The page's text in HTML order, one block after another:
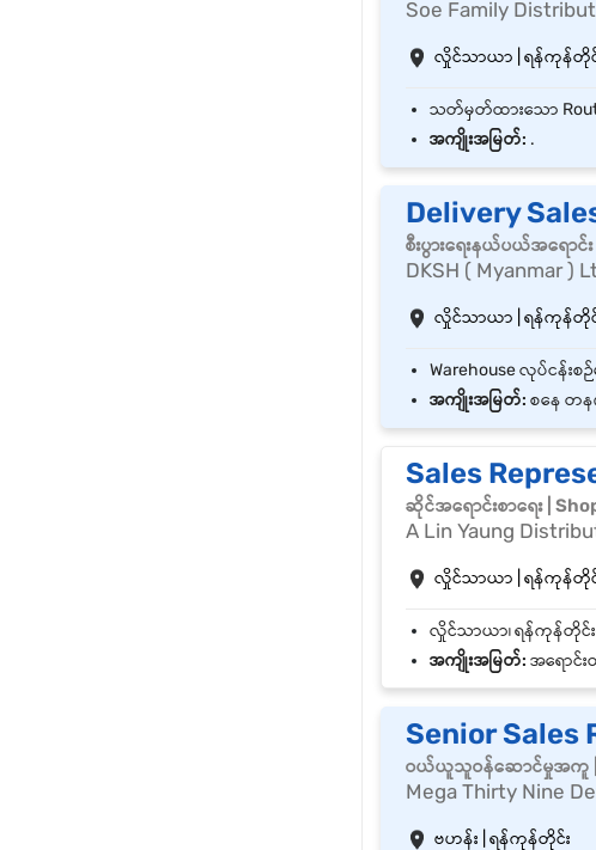
Soe Family
လှိုင်သာယာ | ရန်ကုန်တိုင်
အကျိုးအမြတ်: .
Delivery
စီးပွားရေးနယ်ပယ်အရောင်
DKSH ( Myanmar )
လှိုင်သာယာ | ရန်ကုန်တိုင်
အကျိုးအမြတ်: စနေ တန
Sales
ဆိုင်အရောင်းစာရေး |
A Lin Yaung
လှိုင်သာယာ | ရန်ကုန်တိုင်
အကျိုးအမြတ်: အရောင်း
Senior Sales
ဝယ်ယူသူဝန်ဆောင်မှုအကူ |
Mega Thirty Nine
ဗဟန်း | ရန်ကုန်တိုင်း